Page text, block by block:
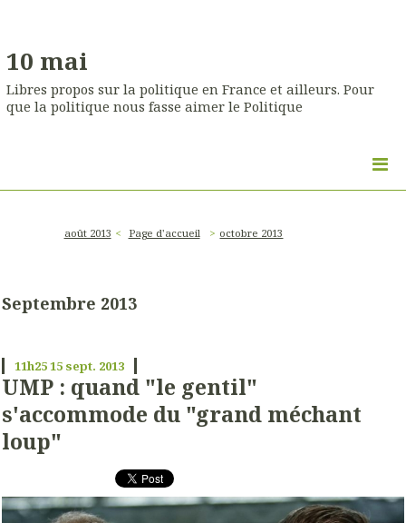
10 mai
Libres propos sur la politique en France et ailleurs. Pour
que la politique nous fasse aimer le Politique
août 2013 Page d'accueil octobre 2013
Septembre 2013
11h2515 sept. 2013
UMP : quand "le gentil"
s'accommode du "grand méchant
loup"